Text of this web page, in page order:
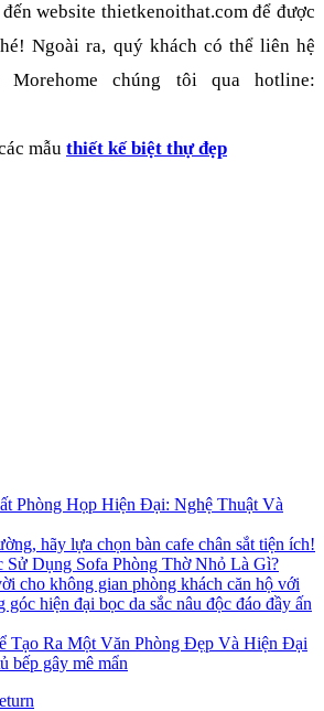
website thietkenoithat.com để được
Ngoài ra, quý khách có thể liên hệ
chúng tôi qua hotline:
mẫu thiết kế biệt thự đẹp
Phòng Họp Hiện Đại: Nghệ Thuật Và
hãy lựa chọn bàn cafe chân sắt tiện ích!
Sử Dụng Sofa Phòng Thờ Nhỏ Là Gì?
cho không gian phòng khách căn hộ với
góc hiện đại bọc da sắc nâu độc đáo đầy ấn
Tạo Ra Một Văn Phòng Đẹp Và Hiện Đại
bếp gây mê mẩn